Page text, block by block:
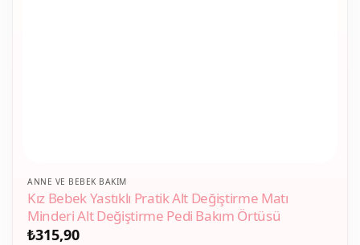
ANNE VE BEBEK BAKIM
Kız Bebek Yastıklı Pratik Alt Değiştirme Matı
Minderi Alt Değiştirme Pedi Bakım Örtüsü
₺315,90